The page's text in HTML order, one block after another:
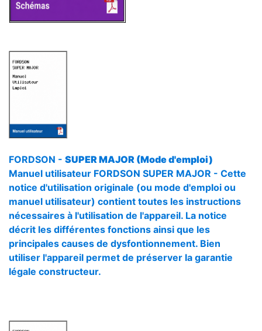
FORDSON - SUPER MAJOR (Mode d'emploi)
Manuel utilisateur FORDSON SUPER MAJOR - Cette
notice d'utilisation originale (ou mode d'emploi ou
manuel utilisateur) contient toutes les instructions
nécessaires à l'utilisation de l'appareil. La notice
décrit les différentes fonctions ainsi que les
principales causes de dysfontionnement. Bien
utiliser l'appareil permet de préserver la garantie
légale constructeur.